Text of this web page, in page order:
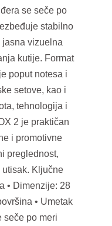
se seče po
stabilno
vizuelna
kutije. Format
poput notesa i
setove, kao i
tehnologija i
2 je praktičan
i promotivne
preglednost,
Ključne
• Dimenzije: 28
• Umetak
seče po meri